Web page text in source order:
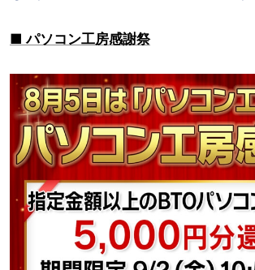
■ パソコン工房感謝祭